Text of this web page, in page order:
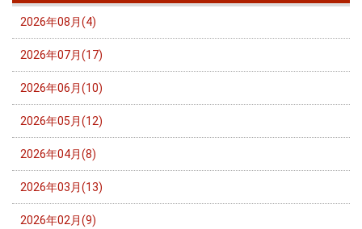
2026年08月(4)
2026年07月(17)
2026年06月(10)
2026年05月(12)
2026年04月(8)
2026年03月(13)
2026年02月(9)